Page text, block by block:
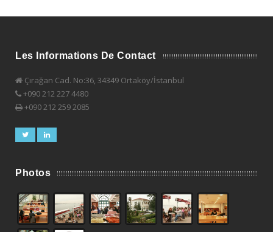
Les Informations De Contact
Çırağan Cad. No:36, 34349 Ortaköy/İstanbul
+090 212 227 4480
+090 212 259 2085
Photos